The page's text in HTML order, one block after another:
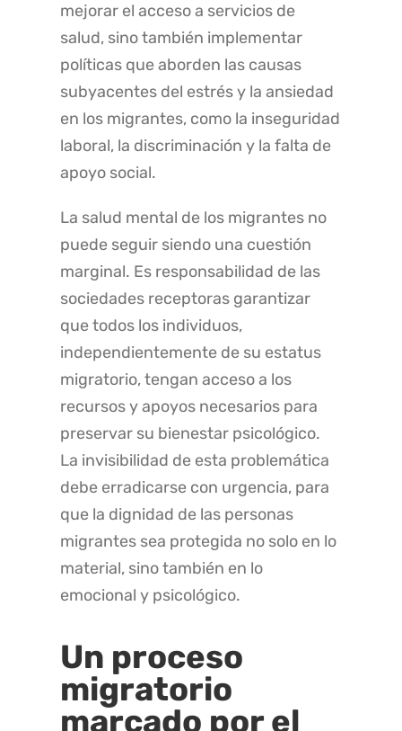
mejorar el acceso a servicios de
salud, sino también implementar
políticas que aborden las causas
subyacentes del estrés y la ansiedad
en los migrantes, como la inseguridad
laboral, la discriminación y la falta de
apoyo social.
La salud mental de los migrantes no
puede seguir siendo una cuestión
marginal. Es responsabilidad de las
sociedades receptoras garantizar
que todos los individuos,
independientemente de su estatus
migratorio, tengan acceso a los
recursos y apoyos necesarios para
preservar su bienestar psicológico.
La invisibilidad de esta problemática
debe erradicarse con urgencia, para
que la dignidad de las personas
migrantes sea protegida no solo en lo
material, sino también en lo
emocional y psicológico.
Un proceso
migratorio
marcado por el